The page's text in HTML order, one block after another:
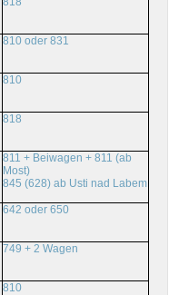
810 oder 831
810
818
811 + Beiwagen + 811 (ab
Most)
845 (628) ab Usti nad Labem
642 oder 650
749 + 2 Wagen
810